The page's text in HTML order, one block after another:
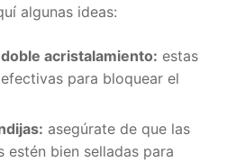
algunas ideas:
acristalamiento: estas
para bloquear el
asegúrate de que las
estén bien selladas para